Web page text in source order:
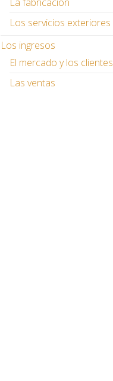
Los servicios exteriores
Los ingresos
El mercado y los clientes
Las ventas